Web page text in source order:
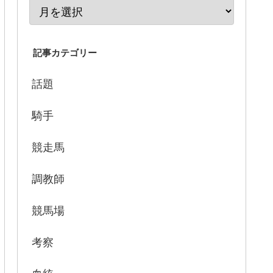
記事カテゴリー
話題
騎手
競走馬
調教師
競馬場
考察